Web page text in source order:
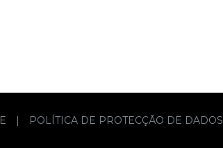
| POLÍTICA DE PROTECÇÃO DE DADOS